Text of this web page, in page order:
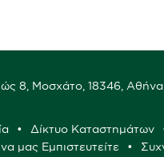
8, Μοσχάτο, 18346, Αθήνα
Δίκτυο Καταστημάτων
να μας Εμπιστευτείτε